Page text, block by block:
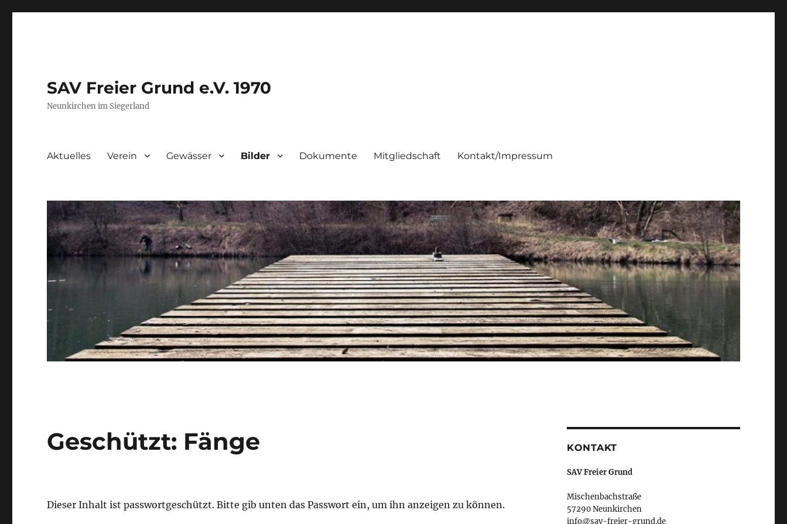
SAV Freier Grund e.V. 1970
Neunkirchen im Siegerland
Aktuelles Verein Gewässer Bilder Dokumente Mitgliedschaft Kontakt/Impressum
Geschützt: Fänge
Dieser Inhalt ist passwortgeschützt. Bitte gib unten das Passwort ein, um ihn anzeigen zu können.
KONTAKT
SAV Freier Grund
Mischenbachstraße
57290 Neunkirchen
info@sav-freier-grund.de